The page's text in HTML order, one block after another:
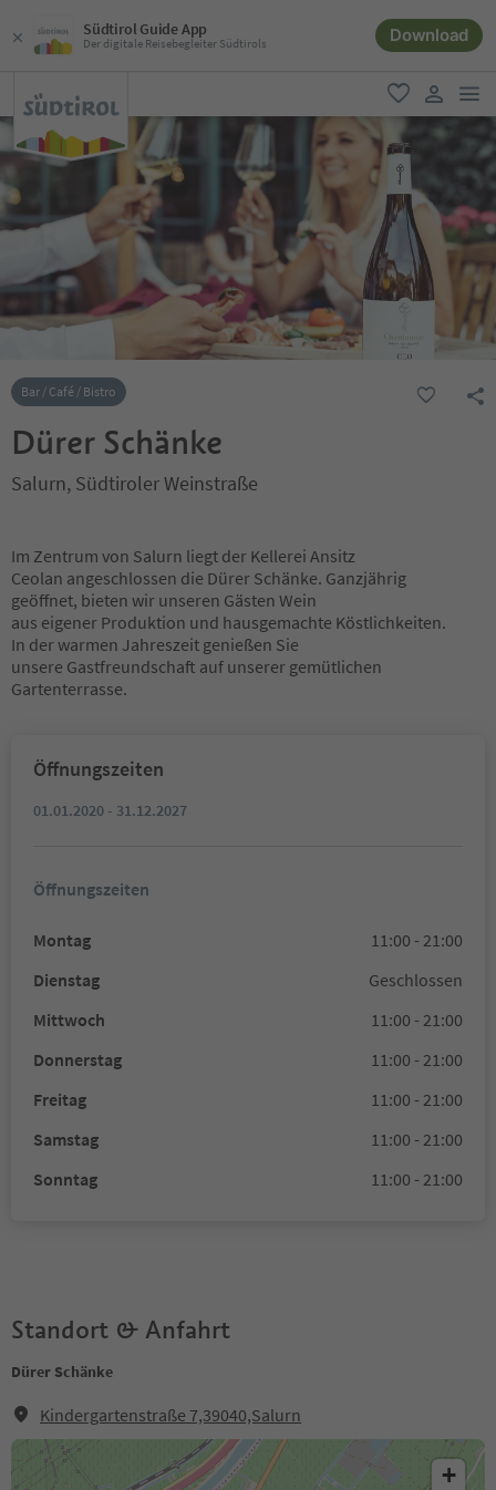
Südtirol Guide App
Der digitale Reisebegleiter Südtirols Download
favorit
user link
Bar / Café / Bistro
Dürer Schänke
Salurn, Südtiroler Weinstraße
Im Zentrum von Salurn liegt der Kellerei Ansitz
Ceolan angeschlossen die Dürer Schänke. Ganzjährig
geöffnet, bieten wir unseren Gästen Wein
aus eigener Produktion und hausgemachte Köstlichkeiten.
In der warmen Jahreszeit genießen Sie
unsere Gastfreundschaft auf unserer gemütlichen
Gartenterrasse.
Öffnungszeiten
01.01.2020 - 31.12.2027
Öffnungszeiten
Montag
11:00 - 21:00
Dienstag
Geschlossen
Mittwoch
11:00 - 21:00
Donnerstag
11:00 - 21:00
Freitag
11:00 - 21:00
Samstag
11:00 - 21:00
Sonntag
11:00 - 21:00
Standort & Anfahrt
Dürer Schänke
Kindergartenstraße 7,39040,Salurn
+